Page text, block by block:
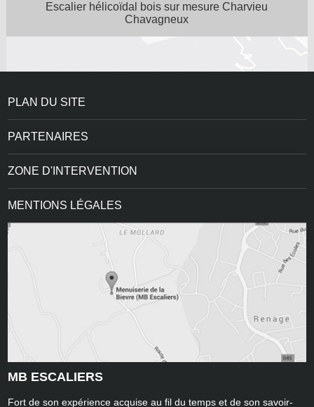
Escalier hélicoïdal bois sur mesure Charvieu
Chavagneux
PLAN DU SITE
PARTENAIRES
ZONE D'INTERVENTION
MENTIONS LÉGALES
MB ESCALIERS
Fort de son expérience acquise au fil du temps et de son savoir-